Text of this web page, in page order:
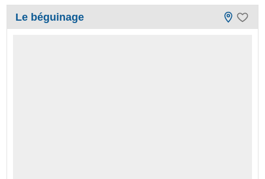
Le béguinage